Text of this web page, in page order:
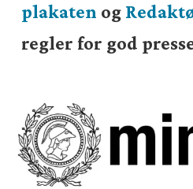
plakaten og
regler for god